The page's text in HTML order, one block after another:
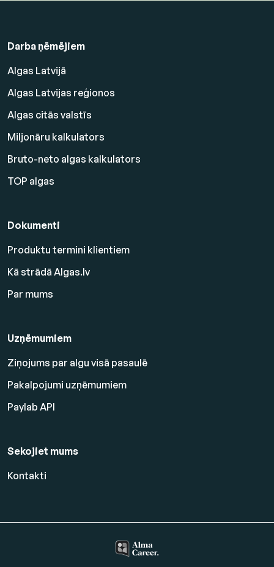
Darba ņēmējiem
Algas Latvijā
Algas Latvijas reģionos
Algas citās valstīs
Miljonāru kalkulators
Bruto-neto algas kalkulators
TOP algas
Dokumenti
Produktu termini klientiem
Kā strādā Algas.lv
Par mums
Uzņēmumiem
Ziņojums par algu visā pasaulē
Pakalpojumi uzņēmumiem
Paylab API
Sekojiet mums
Kontakti